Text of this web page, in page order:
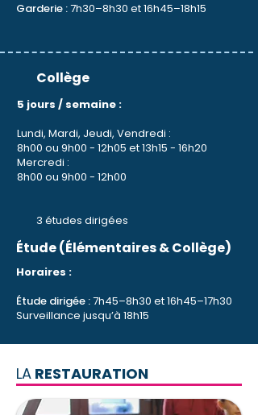
Garderie :7h30–8h30 et 16h45–18h15
Collège
5 jours / semaine :
Lundi, Mardi, Jeudi, Vendredi :
8h00 ou 9h00 - 12h05 et 13h15 - 16h20
Mercredi :
8h00 ou 9h00 - 12h00
3 études dirigées
Étude (Élémentaires & Collège)
Horaires :
Étude dirigée :7h45–8h30 et 16h45–17h30
Surveillance jusqu’à 18h15
LA RESTAURATION